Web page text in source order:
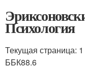
Психология
Текущая страница: 1
ББК88.6